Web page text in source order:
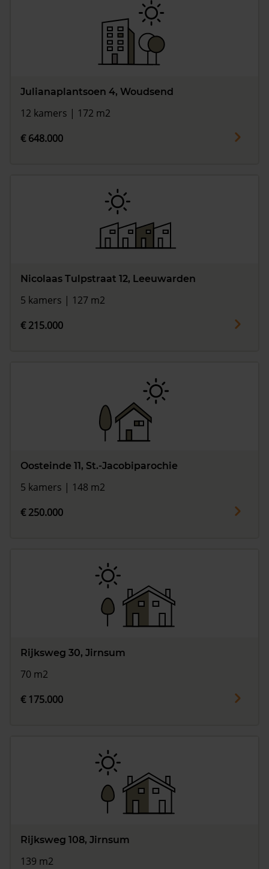
Julianaplantsoen 4, Woudsend
12 kamers | 172 m2
€ 648.000
Nicolaas Tulpstraat 12, Leeuwarden
5 kamers | 127 m2
€ 215.000
Oosteinde 11, St.-Jacobiparochie
5 kamers | 148 m2
€ 250.000
Rijksweg 30, Jirnsum
70 m2
€ 175.000
Rijksweg 108, Jirnsum
139 m2